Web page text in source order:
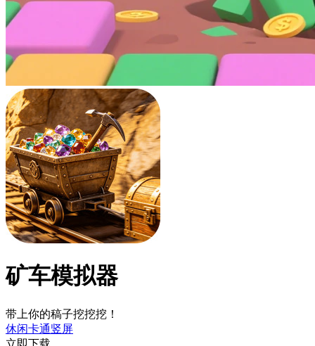
矿车模拟器
带上你的稿子挖挖挖！
休闲卡通竖屏
立即下载